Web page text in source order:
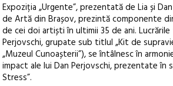
Expoziția „Urgente”, prezentată de Lia și
de Artă din Brașov, prezintă componente
de cei doi artiști în ultimii 35 de ani.
Perjovschi, grupate sub titlul „Kit de
„Muzeul Cunoașterii”), se întâlnesc în
impact ale lui Dan Perjovschi, prezentate în
Stress”.